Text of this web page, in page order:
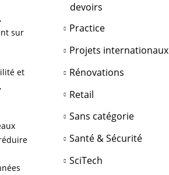
sur
et
devoirs
Practice
Projets internationaux
Rénovations
Retail
Sans catégorie
Santé & Sécurité
SciTech